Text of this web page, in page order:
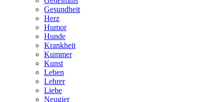
Gesundheit
Herz
Humor
Hunde
Krankheit
Kummer
Kunst
Leben
Lehrer
Liebe
Neugier